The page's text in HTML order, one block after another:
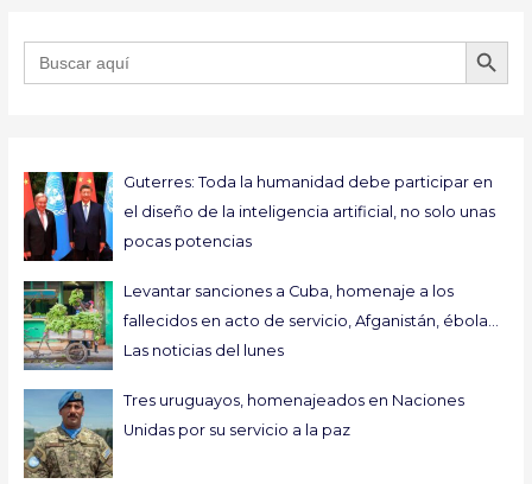
Buscar: BOTÓN DE
Guterres: Toda la humanidad debe participar en
el diseño de la inteligencia artificial, no solo unas
pocas potencias
Levantar sanciones a Cuba, homenaje a los
fallecidos en acto de servicio, Afganistán, ébola…
Las noticias del lunes
Tres uruguayos, homenajeados en Naciones
Unidas por su servicio a la paz